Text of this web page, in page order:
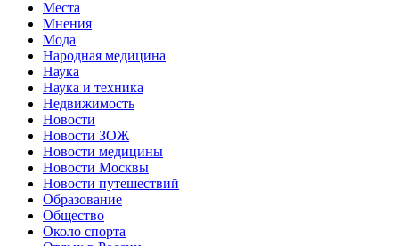
Места
Мнения
Мода
Народная медицина
Наука
Наука и техника
Недвижимость
Новости
Новости ЗОЖ
Новости медицины
Новости Москвы
Новости путешествий
Образование
Общество
Около спорта